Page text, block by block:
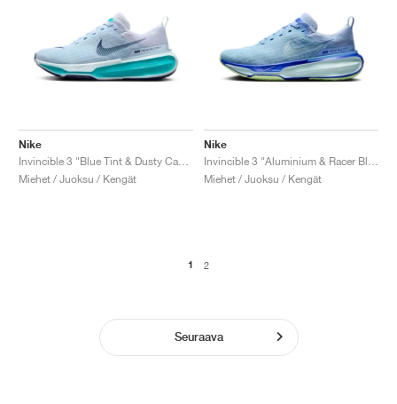
Nike
Miehet / Juoksu / Kengät
Nike
Miehet / Juoksu / Kengät
1 2
Seuraava